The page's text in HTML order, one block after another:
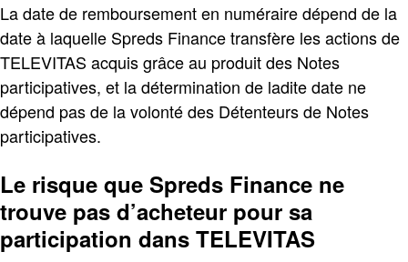
La date de remboursement en numéraire dépend de la
date à laquelle Spreds Finance transfère les actions de
TELEVITAS acquis grâce au produit des Notes
participatives, et la détermination de ladite date ne
dépend pas de la volonté des Détenteurs de Notes
participatives.
Le risque que Spreds Finance ne
trouve pas d’acheteur pour sa
participation dans TELEVITAS